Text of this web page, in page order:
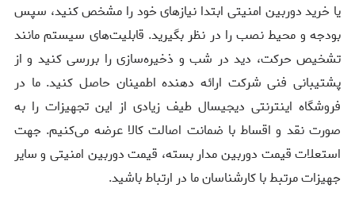
یا خرید دوربین امنیتی ابتدا نیازهای خود را مشخص کنید، سپس
بودجه و محیط نصب را در نظر بگیرید. قابلیت‌های سیستم مانند
تشخیص حرکت، دید در شب و ذخیره‌سازی را بررسی کنید و از
پشتیبانی فنی شرکت ارائه دهنده اطمینان حاصل کنید. ما در
فروشگاه اینترنتی دیجیسال طیف زیادی از این تجهیزات را به
صورت نقد و اقساط با ضمانت اصالت کالا عرضه می‌کنیم. جهت
استعلات قیمت دوربین مدار بسته، قیمت دوربین امنیتی و سایر
جهیزات مرتبط با کارشناسان ما در ارتباط باشید.